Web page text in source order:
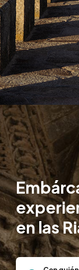
en las